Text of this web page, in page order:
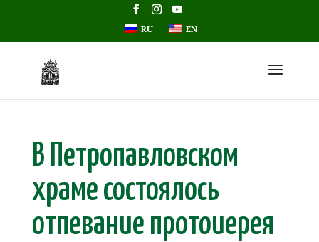
RU EN
В Петропавловском
храме состоялось
отпевание протоиерея